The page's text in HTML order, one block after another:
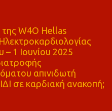
W4O Hellas
1 Ιουνίου 2025
απινιδωτή
σε καρδιακή ανακοπή;